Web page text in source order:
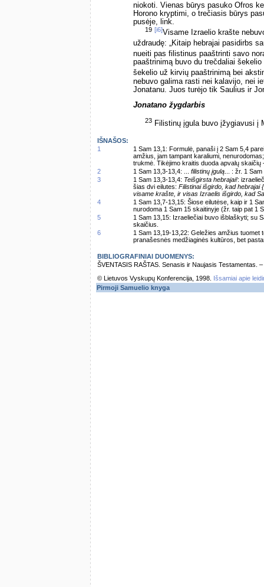
niokoti. Vienas būrys pasuko Ofros
Horono kryptimi, o trečiasis būrys
pusėje, link.
19 [i6]Visame Izraelio krašte
uždraudę: „Kitaip hebrajai pasidirbs
nueiti pas filistinus paaštrinti savo
paaštrinimą buvo du trečdaliai
šekelio už kirvių paaštrinimą bei
nebuvo galima rasti nei kalavijo, nei
Jonatanu. Juos turėjo tik Saulius ir
Jonatano žygdarbis
23 Filistinų įgula buvo įžygiavusi į
IŠNAŠOS:
1
1 Sam 13,1: Formulė, panaši į 2 Sam 5,4
amžius, jam tampant karaliumi,
trukmė. Tikėjimo kraitis duoda apvalų
2
1 Sam 13,3-13,4: ... filistinų įgulą ... : žr. 1
3
1 Sam 13,3-13,4: Teišgirsta hebrajai!:
šias dvi eilutes: Filistinai išgirdo, kad hebrajai
visame krašte, ir visas Izraelis išgirdo, kad
4
1 Sam 13,7-13,15: Šiose eilutėse, kaip ir 1
nurodoma 1 Sam 15 skaitinyje (žr. taip pat 1
5
1 Sam 13,15: Izraeliečiai buvo išblaškyti; su
skaičius.
6
1 Sam 13,19-13,22: Geležies amžius
pranašesnės medžiaginės kultūros, bet
BIBLIOGRAFINIAI DUOMENYS:
ŠVENTASIS RAŠTAS. Senasis ir Naujasis Testamentas.
© Lietuvos Vyskupų Konferencija, 1998.
Išsamiai apie
Pirmoji Samuelio knyga